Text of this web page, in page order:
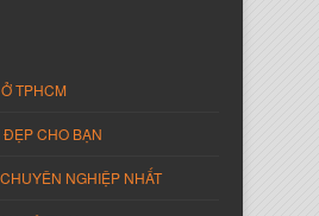
TPHCM
ĐẸP CHO BẠN
NGHIỆP NHẤT